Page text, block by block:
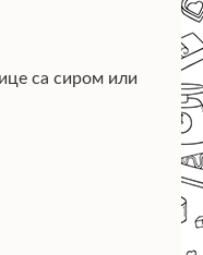
са сиром или